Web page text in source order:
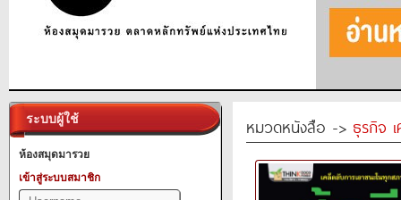
ระบบผู้ใช้
ห้องสมุดมารวย
เข้าสู่ระบบสมาชิก
หมวดหนังสือ -> ธุรกิจ